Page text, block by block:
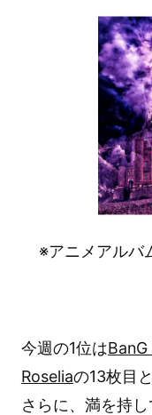
※アニメアルバ
今週の1位はBanG
Roseliaの13枚目
さらに、満を持